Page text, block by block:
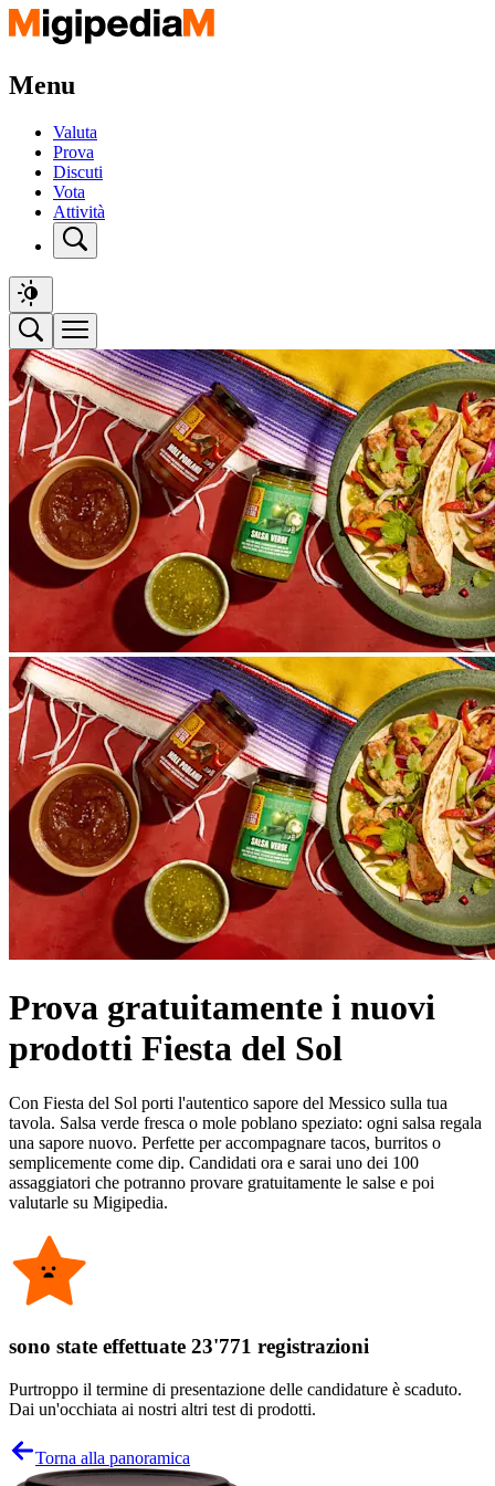
Menu
Valuta
Prova
Discuti
Vota
Attività
Prova gratuitamente i nuovi
prodotti Fiesta del Sol
Con Fiesta del Sol porti l'autentico sapore del Messico sulla tua
tavola. Salsa verde fresca o mole poblano speziato: ogni salsa regala
una sapore nuovo. Perfette per accompagnare tacos, burritos o
semplicemente come dip. Candidati ora e sarai uno dei 100
assaggiatori che potranno provare gratuitamente le salse e poi
valutarle su Migipedia.
sono state effettuate 23'771 registrazioni
Purtroppo il termine di presentazione delle candidature è scaduto.
Dai un'occhiata ai nostri altri test di prodotti.
Torna alla panoramica